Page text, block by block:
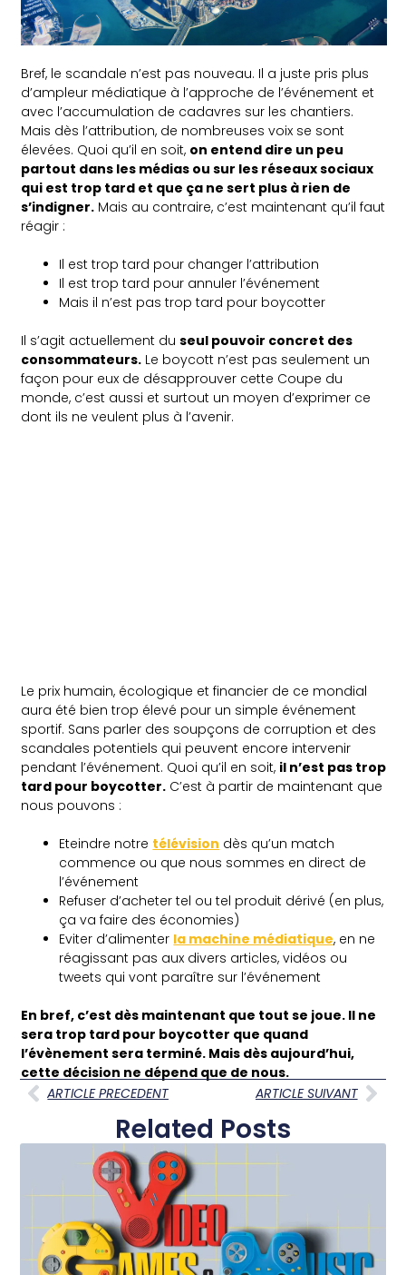
Bref, le scandale n’est pas nouveau. Il a juste pris plus
d’ampleur médiatique à l’approche de l’événement et
avec l’accumulation de cadavres sur les chantiers.
Mais dès l’attribution, de nombreuses voix se sont
élevées. Quoi qu’il en soit, on entend dire un peu
partout dans les médias ou sur les réseaux sociaux
qui est trop tard et que ça ne sert plus à rien de
s’indigner. Mais au contraire, c’est maintenant qu’il faut
réagir :
Il est trop tard pour changer l’attribution
Il est trop tard pour annuler l’événement
Mais il n’est pas trop tard pour boycotter
Il s’agit actuellement duseul pouvoir concret des
consommateurs. Le boycott n’est pas seulement un
façon pour eux de désapprouver cette Coupe du
monde, c’est aussi et surtout un moyen d’exprimer ce
dont ils ne veulent plus à l’avenir.
Le prix humain, écologique et financier de ce mondial
aura été bien trop élevé pour un simple événement
sportif. Sans parler des soupçons de corruption et des
scandales potentiels qui peuvent encore intervenir
pendant l’événement. Quoi qu’il en soit, il n’est pas trop
tard pour boycotter. C’est à partir de maintenant que
nous pouvons :
Eteindre notre télévision dès qu’un match
commence ou que nous sommes en direct de
l’événement
Refuser d’acheter tel ou tel produit dérivé (en plus,
ça va faire des économies)
Eviter d’alimenter la machine médiatique, en ne
réagissant pas aux divers articles, vidéos ou
tweets qui vont paraître sur l’événement
En bref, c’est dès maintenant que tout se joue. Il ne
sera trop tard pour boycotter que quand
l’évènement sera terminé. Mais dès aujourd’hui,
cette décision ne dépend que de nous.
ARTICLE PRECEDENT
ARTICLE SUIVANT
Related Posts